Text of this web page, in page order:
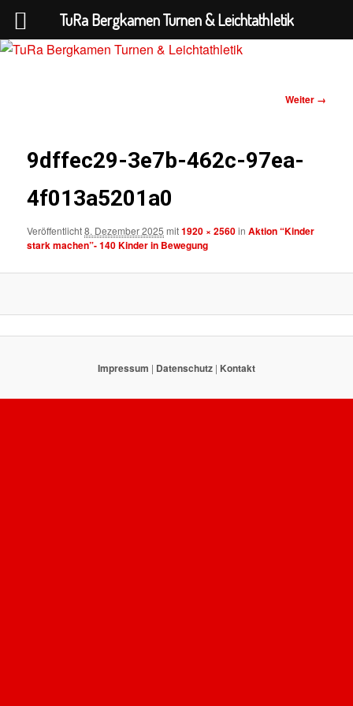
Leichtathletik
Bilder-
Weiter →
9dffec29-3e7b-462c-97ea-
4f013a5201a0
Veröffentlicht8. Dezember 2025 mit1920 × 2560inAktion “Kinder
stark machen”- 140 Kinder in Bewegung
Impressum | Datenschutz | Kontakt
TuRa Bergkamen Turnen & Leichtathletik